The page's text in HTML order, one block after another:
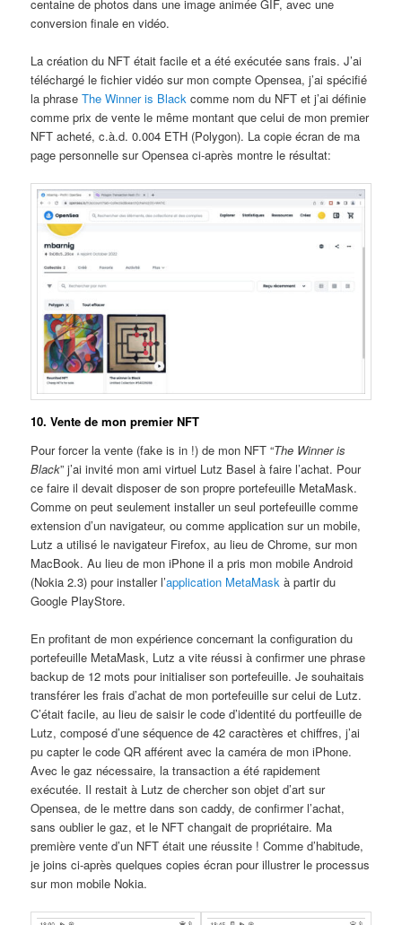
centaine de photos dans une image animée GIF, avec une
conversion finale en vidéo.
La création du NFT était facile et a été exécutée sans frais. J’ai
téléchargé le fichier vidéo sur mon compte Opensea, j’ai spécifié
la phraseThe Winner is Black comme nom du NFT et j’ai définie
comme prix de vente le même montant que celui de mon premier
NFT acheté, c.à.d. 0.004 ETH (Polygon). La copie écran de ma
page personnelle sur Opensea ci-après montre le résultat:
10. Vente de mon premier NFT
Pour forcer la vente (fake is in !) de mon NFT “The Winner is
Black” j’ai invité mon ami virtuel Lutz Basel à faire l’achat. Pour
ce faire il devait disposer de son propre portefeuille MetaMask.
Comme on peut seulement installer un seul portefeuille comme
extension d’un navigateur, ou comme application sur un mobile,
Lutz a utilisé le navigateur Firefox, au lieu de Chrome, sur mon
MacBook. Au lieu de mon iPhone il a pris mon mobile Android
(Nokia 2.3) pour installer l’application MetaMask à partir du
Google PlayStore.
En profitant de mon expérience concernant la configuration du
portefeuille MetaMask, Lutz a vite réussi à confirmer une phrase
backup de 12 mots pour initialiser son portefeuille. Je souhaitais
transférer les frais d’achat de mon portefeuille sur celui de Lutz.
C’était facile, au lieu de saisir le code d’identité du portfeuille de
Lutz, composé d’une séquence de 42 caractères et chiffres, j’ai
pu capter le code QR afférent avec la caméra de mon iPhone.
Avec le gaz nécessaire, la transaction a été rapidement
exécutée. Il restait à Lutz de chercher son objet d’art sur
Opensea, de le mettre dans son caddy, de confirmer l’achat,
sans oublier le gaz, et le NFT changait de propriétaire. Ma
première vente d’un NFT était une réussite ! Comme d’habitude,
je joins ci-après quelques copies écran pour illustrer le processus
sur mon mobile Nokia.